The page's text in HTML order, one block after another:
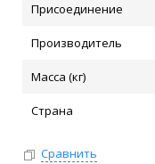
Присоединение
Производитель
Масса (кг)
Страна
Сравнить